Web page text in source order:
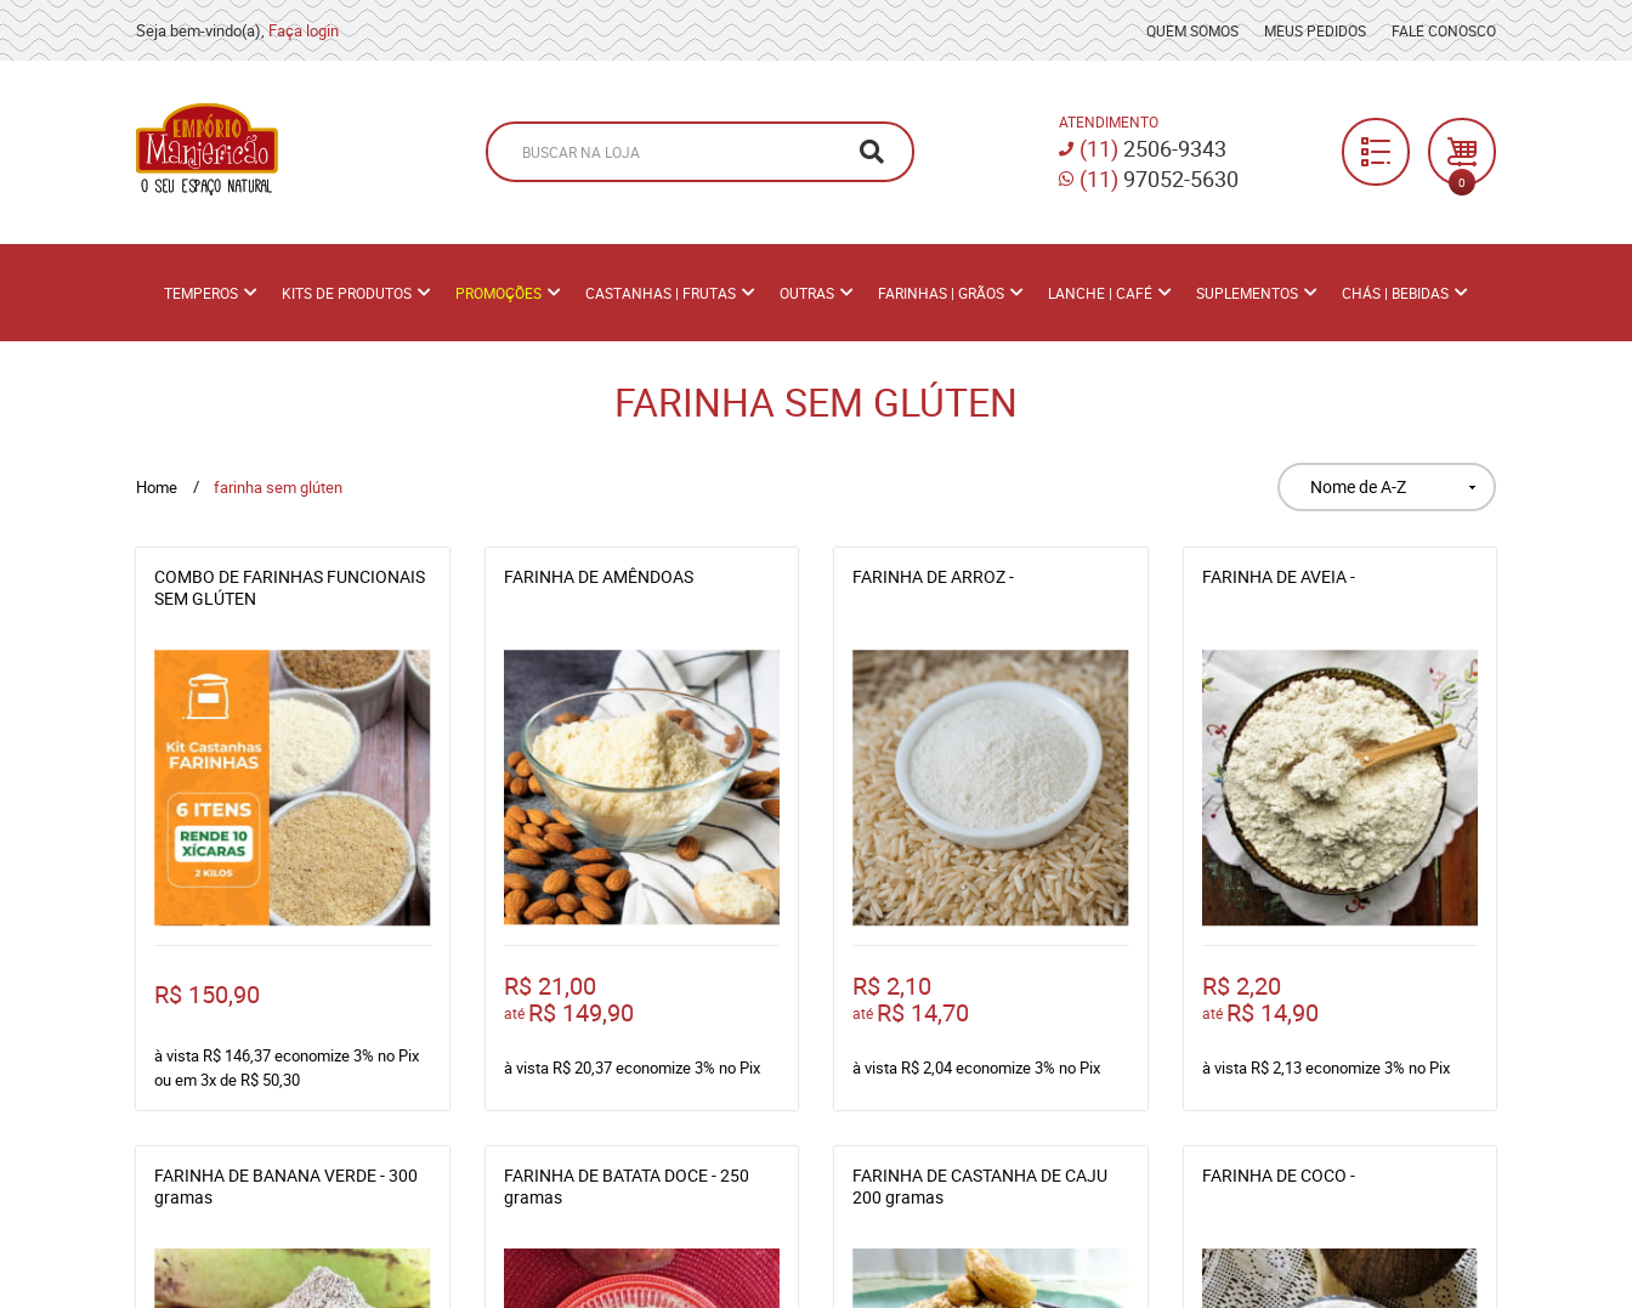
Seja bem-vindo(a),Faça login QUEM SOMOS MEUS PEDIDOS FALE CONOSCO
ATENDIMENTO
(11) 2506-9343
(11) 97052-5630 0
TEMPEROS KITS DE PRODUTOS PROMOÇÕES CASTANHAS | FRUTAS OUTRAS FARINHAS | GRÃOS LANCHE | CAFÉ SUPLEMENTOS CHÁS | BEBIDAS
FARINHA SEM GLÚTEN
Home farinha sem glúten Nome de A-Z
COMBO DE FARINHAS FUNCIONAIS
SEM GLÚTEN
R$ 150,90
à vista R$ 146,37economize3% no Pix
ou em3xde R$ 50,30
FARINHA DE AMÊNDOAS
R$ 21,00
até R$ 149,90
à vista R$ 20,37economize3% no Pix
FARINHA DE ARROZ -
R$ 2,10
até R$ 14,70
à vista R$ 2,04economize3% no Pix
FARINHA DE AVEIA -
R$ 2,20
até R$ 14,90
à vista R$ 2,13economize3% no Pix
FARINHA DE BANANA VERDE - 300
gramas
FARINHA DE BATATA DOCE - 250
gramas
FARINHA DE CASTANHA DE CAJU
200 gramas
FARINHA DE COCO -